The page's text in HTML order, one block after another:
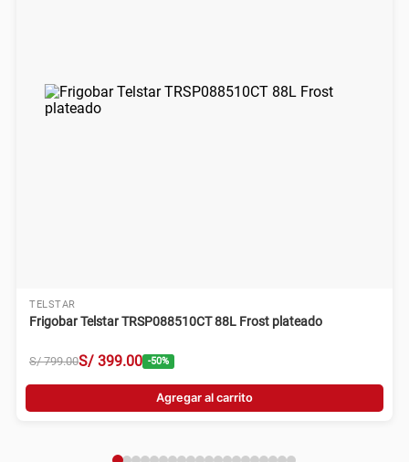
TELSTAR
Frigobar Telstar TRSP088510CT 88L Frost plateado
S/ 799.00S/ 399.00 -50%
Agregar al carrito